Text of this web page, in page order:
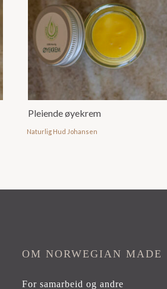
Pleiende øyekrem
Naturlig Hud Johansen
OM NORWEGIAN MADE
For samarbeid og andre